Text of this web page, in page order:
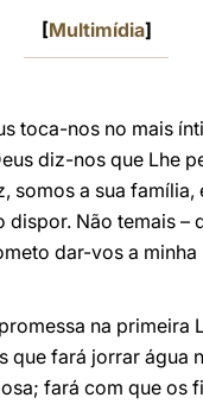
[Multimídia]
toca-nos no mais
diz-nos que Lhe
somos a sua família,
dispor. Não temais –
dar-vos a
na primeira
que fará jorrar água
fará com que os